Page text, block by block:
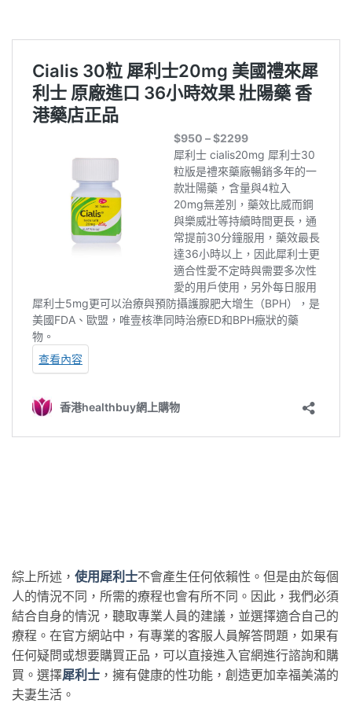
綜上所述， 使用犀利士不會產生任何依賴性。但是由於每個
人的情況不同，所需的療程也會有所不同。因此，我們必須
結合自身的情況，聽取專業人員的建議，並選擇適合自己的
療程。在官方網站中，有專業的客服人員解答問題，如果有
任何疑問或想要購買正品，可以直接進入官網進行諮詢和購
買。選擇犀利士 ，擁有健康的性功能，創造更加幸福美滿的
夫妻生活。